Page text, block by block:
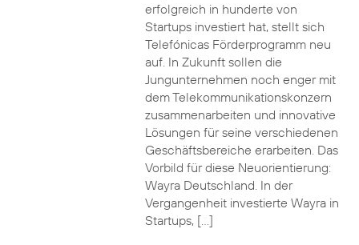
erfolgreich in hunderte von
Startups investiert hat, stellt sich
Telefónicas Förderprogramm neu
auf. In Zukunft sollen die
Jungunternehmen noch enger mit
dem Telekommunikationskonzern
zusammenarbeiten und innovative
Lösungen für seine verschiedenen
Geschäftsbereiche erarbeiten. Das
Vorbild für diese Neuorientierung:
Wayra Deutschland. In der
Vergangenheit investierte Wayra in
Startups, […]